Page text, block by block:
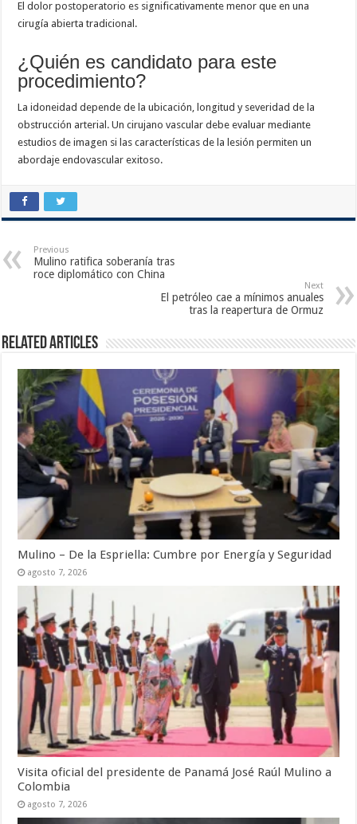
El dolor postoperatorio es significativamente menor que en una
cirugía abierta tradicional.
¿Quién es candidato para este
procedimiento?
La idoneidad depende de la ubicación, longitud y severidad de la
obstrucción arterial. Un cirujano vascular debe evaluar mediante
estudios de imagen si las características de la lesión permiten un
abordaje endovascular exitoso.
Previous
Mulino ratifica soberanía tras
roce diplomático con China
Next
El petróleo cae a mínimos anuales
tras la reapertura de Ormuz
Related Articles
Mulino – De la Espriella: Cumbre por Energía y Seguridad
agosto 7, 2026
Visita oficial del presidente de Panamá José Raúl Mulino a
Colombia
agosto 7, 2026